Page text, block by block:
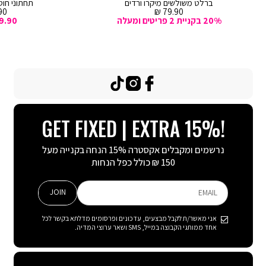
ברלט משולשים מיקרו ורדים
מחיר
מכירה
79.90 ₪
20% בקניית 2 פריטים ומעלה
תחתוני
₪
GET FIXED | EXTRA 15%!
נרשמים ומקבלים אקסטרה 15% הנחה בקנייה מעל
150 ₪ כולל כפל הנחות
EMAIL
אני מאשר/ת לקבל מבצעים, עדכונים ופרסומים מדלתא בקשר לכל
אחד ממותגי הקבוצה במייל, SMS ושאר ערוצי המדיה.
JOIN